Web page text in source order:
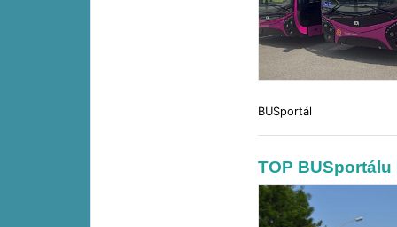
BUSportál
TOP BUSportálu